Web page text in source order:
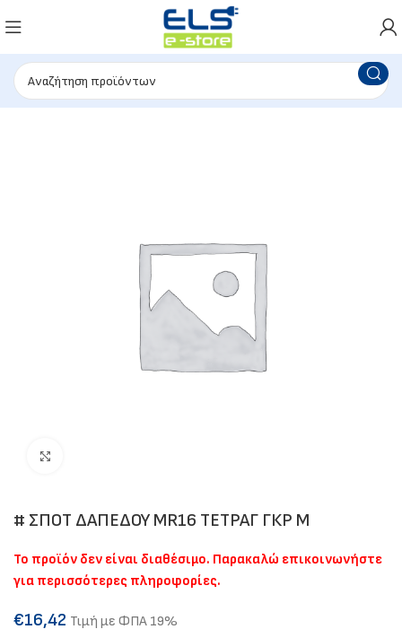
# ΣΠΟΤ ΔΑΠΕΔΟΥ ΜR16 ΤΕΤΡΑΓ ΓΚΡ Μ
Το προϊόν δεν είναι διαθέσιμο. Παρακαλώ επικοινωνήστε
για περισσότερες πληροφορίες.
€16,42 Τιμή με ΦΠΑ 19%